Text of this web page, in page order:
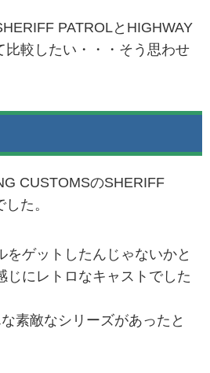
PATROLとHIGHWAY
比較したい・・・そう思わせ
CUSTOMSのSHERIFF
た。
をゲットしたんじゃないかと
じにレトロなキャストでした
素敵なシリーズがあったと